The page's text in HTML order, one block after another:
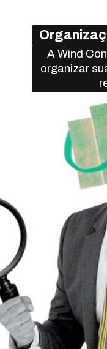
A Wind
organizar